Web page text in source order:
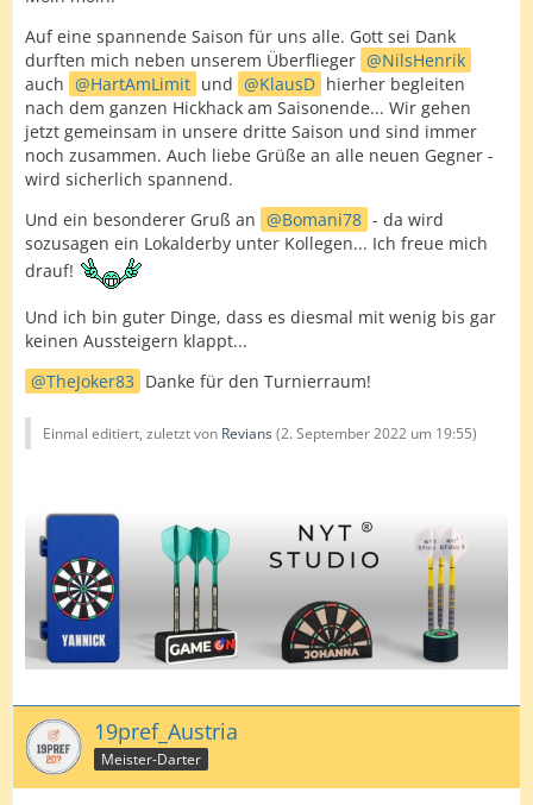
Auf eine spannende Saison für uns alle. Gott sei Dank
durften mich neben unserem Überflieger
NilsHenrik
auch
HartAmLimit und KlausD hierher begleiten
nach dem ganzen Hickhack am Saisonende... Wir gehen
jetzt gemeinsam in unsere dritte Saison und sind immer
noch zusammen. Auch liebe Grüße an alle neuen Gegner -
wird sicherlich spannend.
Und ein besonderer Gruß an
Bomani78 - da wird
sozusagen ein Lokalderby unter Kollegen... Ich freue mich
drauf!
Und ich bin guter Dinge, dass es diesmal mit wenig bis gar
keinen Aussteigern klappt...
TheJoker83 Danke für den Turnierraum!
Einmal editiert, zuletzt von Revians(2. September 2022 um 19:55)
19pref_Austria
Meister-Darter